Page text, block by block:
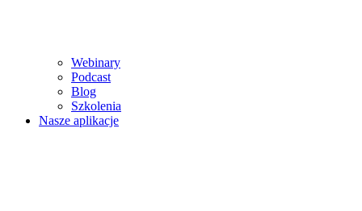
Webinary
Podcast
Blog
Szkolenia
Nasze aplikacje